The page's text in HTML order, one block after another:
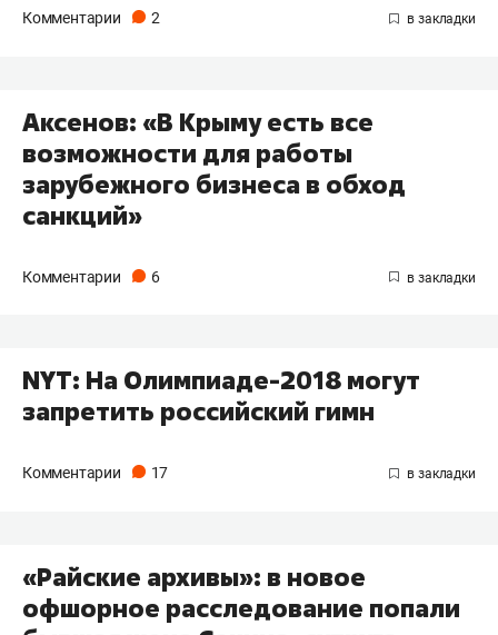
Комментарии 2
Аксенов: «В Крыму есть все
возможности для работы
зарубежного бизнеса в обход
санкций»
Комментарии 6
NYT: На Олимпиаде-2018 могут
запретить российский гимн
Комментарии 17
«Райские архивы»: в новое
офшорное расследование попали